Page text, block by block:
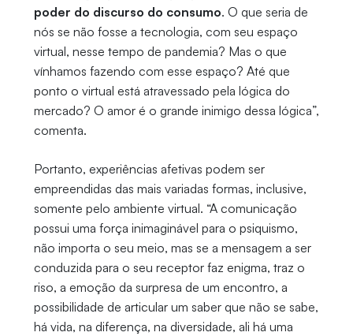
poder do discurso do consumo. O que seria de
nós se não fosse a tecnologia, com seu espaço
virtual, nesse tempo de pandemia? Mas o que
vínhamos fazendo com esse espaço? Até que
ponto o virtual está atravessado pela lógica do
mercado? O amor é o grande inimigo dessa lógica”,
comenta.
Portanto, experiências afetivas podem ser
empreendidas das mais variadas formas, inclusive,
somente pelo ambiente virtual. “A comunicação
possui uma força inimaginável para o psiquismo,
não importa o seu meio, mas se a mensagem a ser
conduzida para o seu receptor faz enigma, traz o
riso, a emoção da surpresa de um encontro, a
possibilidade de articular um saber que não se sabe,
há vida, na diferença, na diversidade, ali há uma